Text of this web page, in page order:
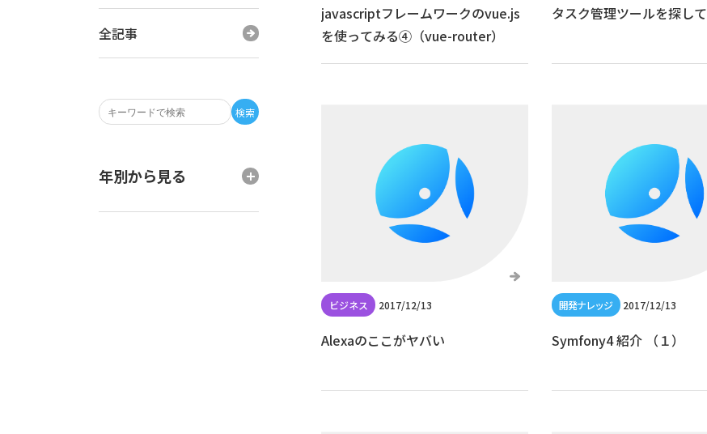
検索
全記事
年別から見る
javascriptフレームワークのvue.js
を使ってみる④（vue-router）
タスク管理ツールを探して
2017/12/13
Alexaのここがヤバい
2017/12/13
Symfony4 紹介 （１）